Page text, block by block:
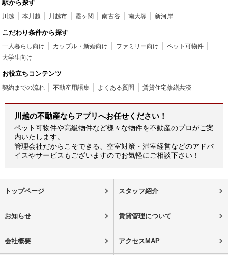
駅から探す
川越 本川越 川越市 霞ヶ関 南古谷 南大塚 新河岸
こだわり条件から探す
一人暮らし向け カップル・新婚向け ファミリー向け
ペット可物件
大学生向け
お役立ちコンテンツ
契約までの流れ 不動産用語集 よくある質問 賃貸住宅修繕共済
川越の不動産ならアプリへお任せください！
ペット可物件や高級物件など様々な物件を不動産のプロがご案
内いたします。
管理会社だからこそできる、空室対策・満室経営などのアドバ
イスやサービスもございますのでお気軽にご相談下さい！
トップページ スタッフ紹介
お知らせ 賃貸管理について
会社概要 アクセスMAP